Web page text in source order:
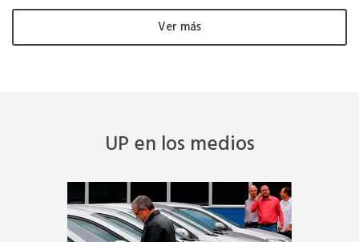
Ver más
UP en los medios